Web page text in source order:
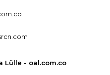
Lülle - oal.com.co